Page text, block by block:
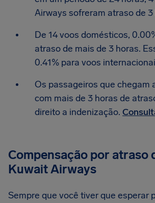
Airways sofreram atraso de 3
De 14 voos domésticos,
atraso de mais de 3 horas.
0.41% para voos
Os passageiros que chegam
com mais de 3 horas de
direito a indenização.
Compensação por atraso
Kuwait Airways
Sempre que você tiver que esperar